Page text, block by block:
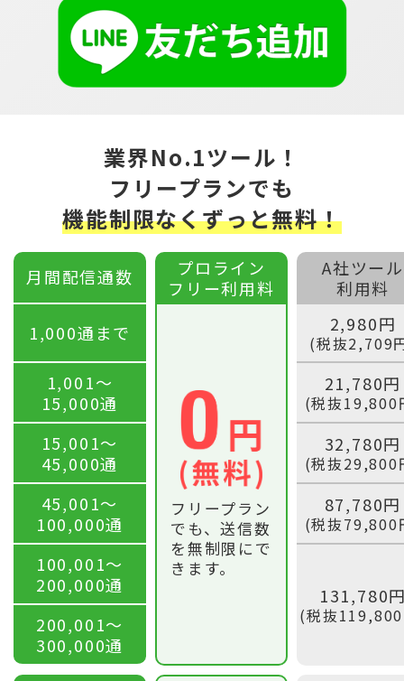
業界No.1ツール！
フリープランでも
機能制限なくずっと無料！
月間配信通数
プロライン
フリー利用料
A社ツール
利用料
1,000通まで
フリープラン
でも、送信数
を無制限にで
きます。
2,980円
(税抜2,709
1,001〜
15,000通
21,780円
(税抜19,800
15,001〜
45,000通
32,780円
(税抜29,800
45,001〜
100,000通
87,780円
(税抜79,800
100,001〜
200,000通
131,780
(税抜
200,001〜
300,000通